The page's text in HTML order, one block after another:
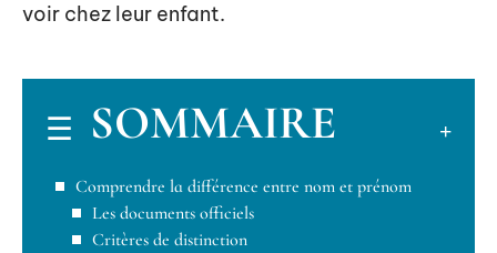
voir chez leur enfant.
SOMMAIRE
Comprendre la différence entre nom et prénom
Les documents officiels
Critères de distinction